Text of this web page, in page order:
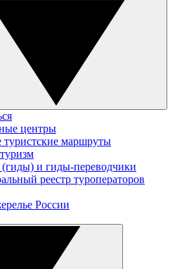
центры
маршруты
и гиды-переводчики
реестр туроператоров
России